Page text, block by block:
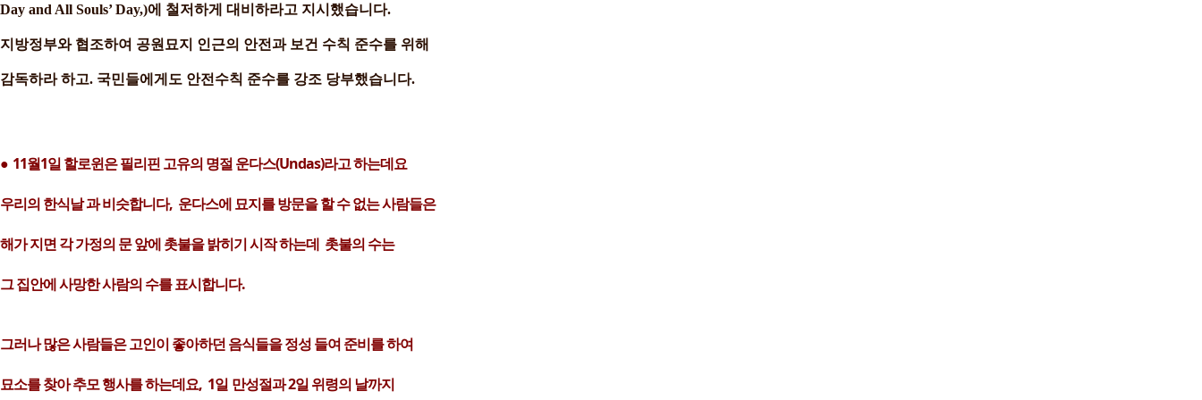
Day and All Souls’ Day,)에 철저하게 대비하라고 지시했습니다.
지방정부와 협조하여 공원묘지 인근의 안전과 보건 수칙 준수를 위해
감독하라 하고. 국민들에게도 안전수칙 준수를 강조 당부했습니다.
● 11월1일 할로윈은 필리핀 고유의 명절 운다스(Undas)라고 하는데요
우리의 한식날 과 비슷합니다, 운다스에묘지를 방문을 할 수 없는사람들은
해가 지면 각 가정의 문 앞에촛불을 밝히기 시작 하는데 촛불의 수는
그 집안에 사망한 사람의 수를 표시합니다.
그러나 많은 사람들은고인이 좋아하던 음식들을 정성 들여 준비를 하여
묘소를 찾아 추모 행사를 하는데요, 1일 만성절과 2일 위령의 날까지